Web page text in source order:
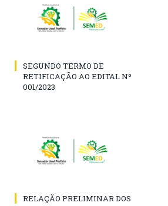
SEGUNDO TERMO DE
RETIFICAÇÃO AO EDITAL Nº
001/2023
RELAÇÃO PRELIMINAR DOS